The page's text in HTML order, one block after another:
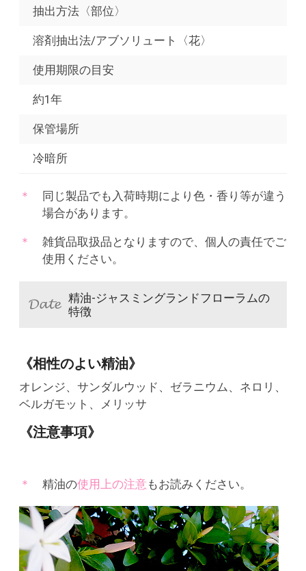
抽出方法〈部位〉
溶剤抽出法/アブソリュート〈花〉
使用期限の目安
約1年
保管場所
冷暗所
同じ製品でも入荷時期により色・香り等が違う
場合があります。
雑貨品取扱品となりますので、個人の責任でご
使用ください。
精油-ジャスミングランドフローラムの
特徴
《相性のよい精油》
オレンジ、サンダルウッド、ゼラニウム、ネロリ、
ベルガモット、メリッサ
《注意事項》
精油の使用上の注意 もお読みください。